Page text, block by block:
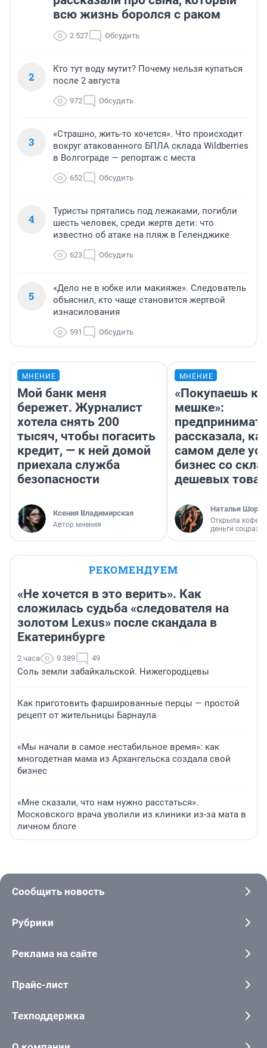
всю жизнь боролся с раком
2 527 Обсудить
2
Кто тут воду мутит? Почему нельзя купаться
после 2 августа
972 Обсудить
3
«Страшно, жить-то хочется». Что происходит
вокруг атакованного БПЛА склада Wildberries
в Волгограде — репортаж с места
652 Обсудить
4
Туристы прятались под лежаками, погибли
шесть человек, среди жертв дети: что
известно об атаке на пляж в Геленджике
623 Обсудить
5
«Дело не в юбке или макияже». Следователь
объяснил, кто чаще становится жертвой
изнасилования
591 Обсудить
МНЕНИЕ
Мой банк меня
бережет. Журналист
хотела снять 200
тысяч, чтобы погасить
кредит, — к ней домой
приехала служба
безопасности
Ксения Владимирская
Автор мнения
МНЕНИЕ
«Покупаешь
мешке»:
рассказала,
самом деле
бизнес со
дешевых
Наталья
Открыла
деньги
РЕКОМЕНДУЕМ
«Не хочется в это верить». Как
сложилась судьба «следователя на
золотом Lexus» после скандала в
Екатеринбурге
2 часа 9 389 49
Соль земли забайкальской. Нижегородцевы
Как приготовить фаршированные перцы — простой
рецепт от жительницы Барнаула
«Мы начали в самое нестабильное время»: как
многодетная мама из Архангельска создала свой
бизнес
«Мне сказали, что нам нужно расстаться».
Московского врача уволили из клиники из-за мата в
личном блоге
Сообщить новость
Рубрики
Реклама на сайте
Прайс-лист
Техподдержка